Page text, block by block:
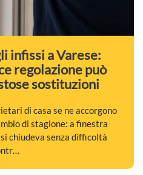
infissi a Varese:
regolazione può
sostituzioni
di casa se ne accorgono
di stagione: a finestra
chiudeva senza difficoltà